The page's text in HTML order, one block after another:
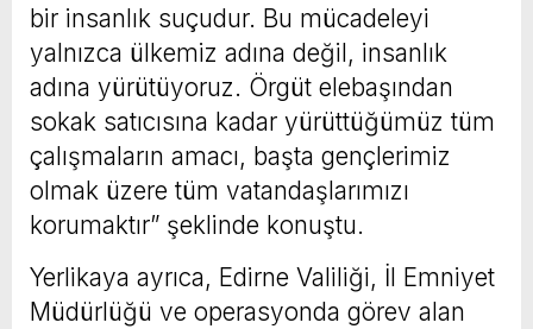
bir insanlık suçudur. Bu mücadeleyi
yalnızca ülkemiz adına değil, insanlık
adına yürütüyoruz. Örgüt elebaşından
sokak satıcısına kadar yürüttüğümüz tüm
çalışmaların amacı, başta gençlerimiz
olmak üzere tüm vatandaşlarımızı
korumaktır” şeklinde konuştu.
Yerlikaya ayrıca, Edirne Valiliği, İl Emniyet
Müdürlüğü ve operasyonda görev alan